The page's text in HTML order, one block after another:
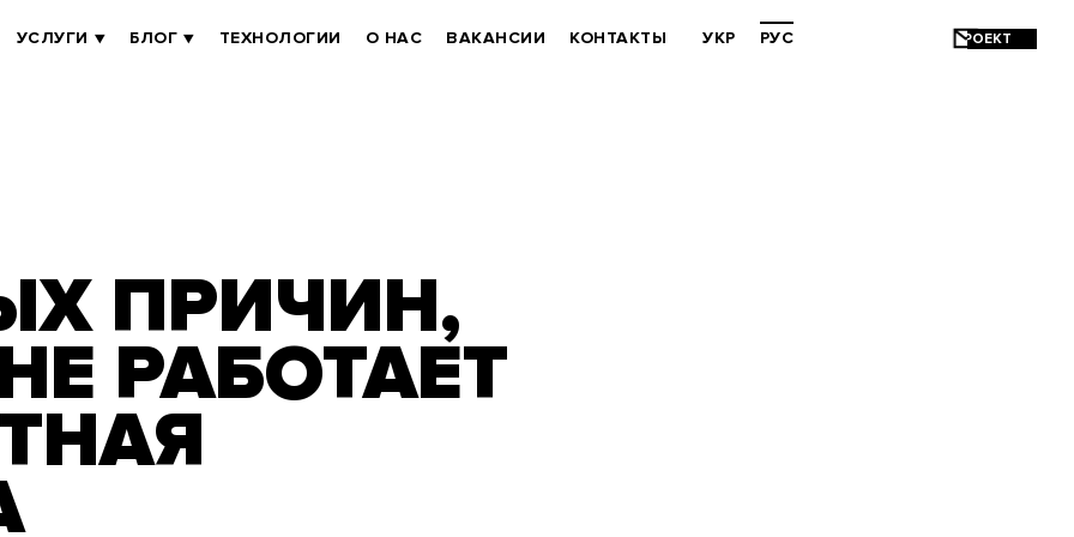
УСЛУГИ БЛОГ ТЕХНОЛОГИИ О НАС ВАКАНСИИ КОНТАКТЫ УКР РУС
ПРИЧИН,
РАБОТАЕТ